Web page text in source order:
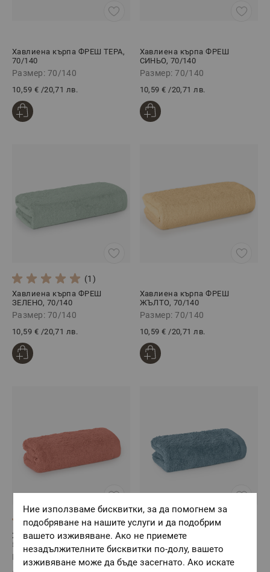
Хавлиена кърпа ФРЕШ ТЕРА,
70/140
Размер: 70/140
10,59 € /20,71 лв.
Хавлиена кърпа ФРЕШ
СИНЬО, 70/140
Размер: 70/140
10,59 € /20,71 лв.
(1)
Хавлиена кърпа ФРЕШ
ЗЕЛЕНО, 70/140
Размер: 70/140
10,59 € /20,71 лв.
Хавлиена кърпа ФРЕШ
ЖЪЛТО, 70/140
Размер: 70/140
10,59 € /20,71 лв.
(3)
Хавлиена кърпа ФРЕШ ТЕРА,
50/100
Размер: 50/100
(1)
Хавлиена кърпа ФРЕШ
Размер: 50/100
Ние използваме бисквитки, за да помогнем за
подобряване на нашите услуги и да подобрим
вашето изживяване. Ако не приемете
незадължителните бисквитки по-долу, вашето
изживяване може да бъде засегнато. Ако искате